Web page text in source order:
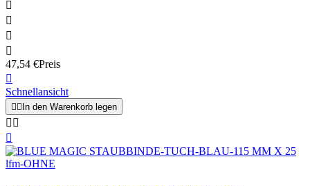




47,54 €Preis

Schnellansicht
In den Warenkorb legen
 
